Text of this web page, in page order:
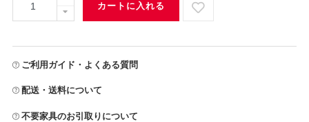
カートに入れる
ご利用ガイド・よくある質問
配送・送料について
不要家具のお引取りについて